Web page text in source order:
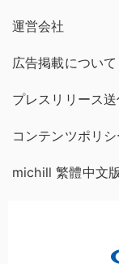
運営会社
広告掲載について
プレスリリース
コンテンツポリシ
michill 繁體中文版